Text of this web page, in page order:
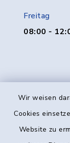
Wir weisen
Cookies
Website zu
Freitag
08:00 -